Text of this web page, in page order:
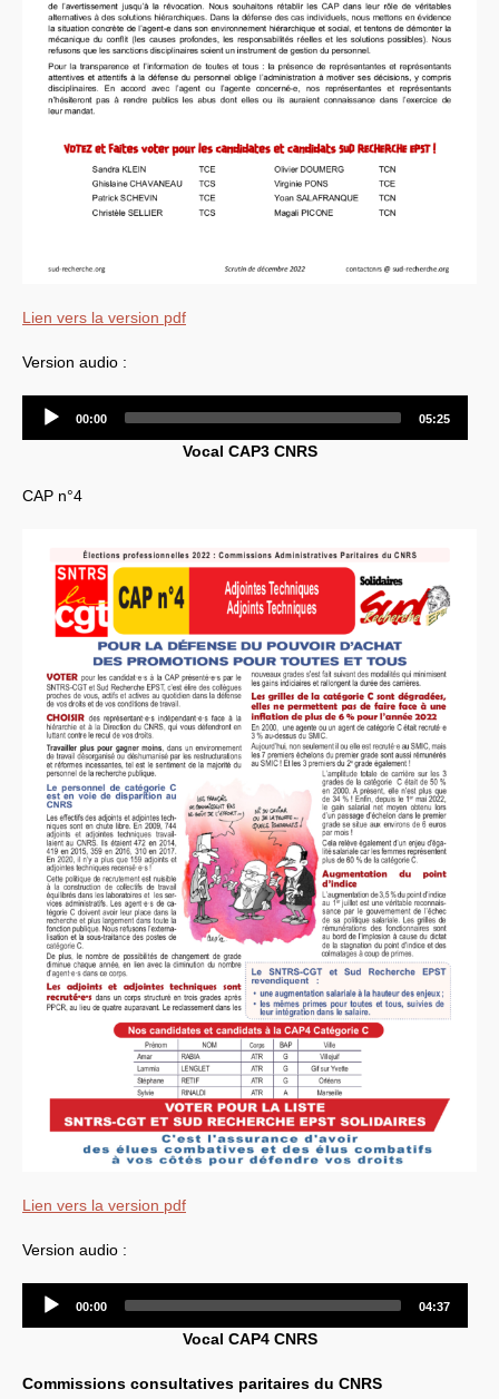
Lien vers la version pdf
Version audio :
Player
00:00 05:25
Vocal CAP3 CNRS
CAP n°4
Lien vers la version pdf
Version audio :
Player
00:00 04:37
Vocal CAP4 CNRS
Commissions consultatives paritaires du CNRS